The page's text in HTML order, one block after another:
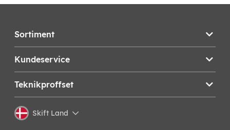
Sortiment
Kundeservice
Teknikproffset
Skift Land